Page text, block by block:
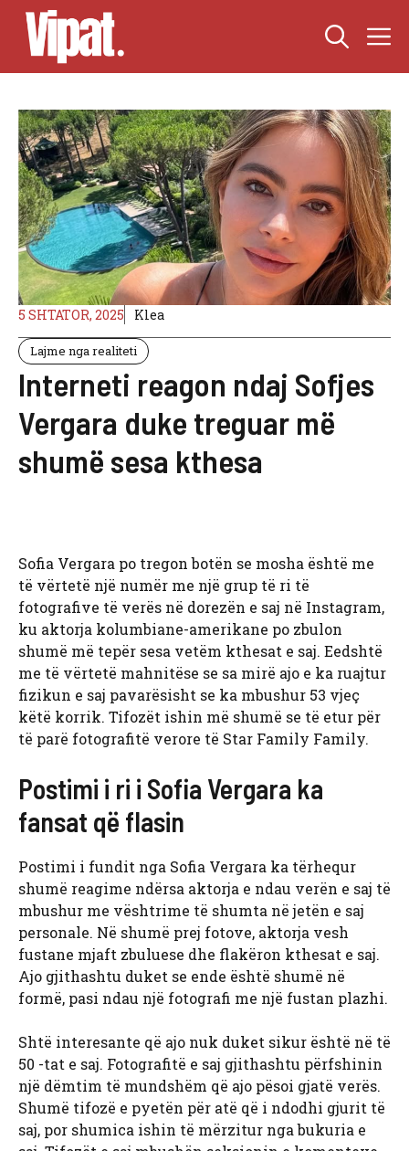
Skip
content
5 SHTATOR, 2025 Klea
Lajme nga realiteti
Interneti reagon ndaj Sofjes
Vergara duke treguar më
shumë sesa kthesa
Sofia Vergara po tregon botën se mosha është me
të vërtetë një numër me një grup të ri të
fotografive të verës në dorezën e saj në Instagram,
ku aktorja kolumbiane-amerikane po zbulon
shumë më tepër sesa vetëm kthesat e saj. Eedshtë
me të vërtetë mahnitëse se sa mirë ajo e ka ruajtur
fizikun e saj pavarësisht se ka mbushur 53 vjeç
këtë korrik. Tifozët ishin më shumë se të etur për
të parë fotografitë verore të Star Family Family.
Postimi i ri i Sofia Vergara ka
fansat që flasin
Postimi i fundit nga Sofia Vergara ka tërhequr
shumë reagime ndërsa aktorja e ndau verën e saj të
mbushur me vështrime të shumta në jetën e saj
personale. Në shumë prej fotove, aktorja vesh
fustane mjaft zbuluese dhe flakëron kthesat e saj.
Ajo gjithashtu duket se ende është shumë në
formë, pasi ndau një fotografi me një fustan plazhi.
Shtë interesante që ajo nuk duket sikur është në të
50 -tat e saj. Fotografitë e saj gjithashtu përfshinin
një dëmtim të mundshëm që ajo pësoi gjatë verës.
Shumë tifozë e pyetën për atë që i ndodhi gjurit të
saj, por shumica ishin të mërzitur nga bukuria e